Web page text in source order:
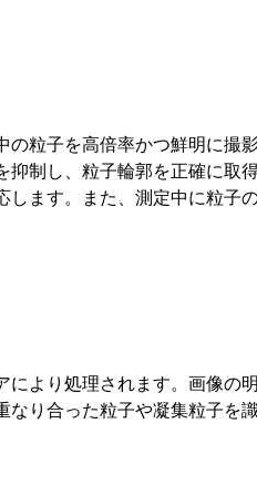
粒子を高倍率かつ鮮明に撮
制し、粒子輪郭を正確に取
ます。また、測定中に粒子
より処理されます。画像の
り合った粒子や凝集粒子を